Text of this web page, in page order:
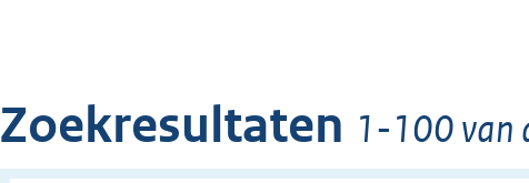
Zoekresultaten 1-100 van